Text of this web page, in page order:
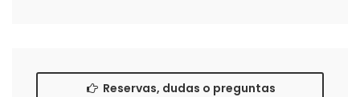
Reservas, dudas o preguntas